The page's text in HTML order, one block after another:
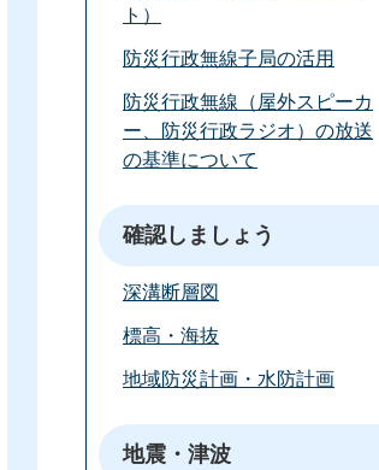
ト）
防災行政無線子局の活用
防災行政無線（屋外スピーカ
ー、防災行政ラジオ）の放送
の基準について
確認しましょう
深溝断層図
標高・海抜
地域防災計画・水防計画
地震・津波